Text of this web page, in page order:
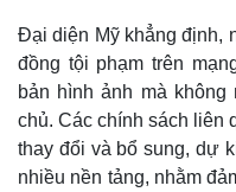
Thế giới
Quan sát
Đại diện Mỹ khẳng định,
đồng tội phạm trên
bản hình ảnh mà
chủ. Các chính sách liên
thay đổi và bổ sung, dự
nhiều nền tảng, nhằm